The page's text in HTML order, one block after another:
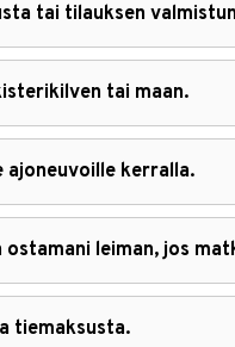
tai tilauksen
tai maan.
ajoneuvoille kerralla.
leiman, jos
tiemaksusta.